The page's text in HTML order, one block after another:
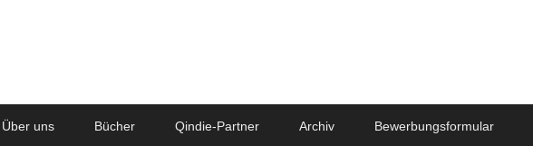
Über uns Bücher Qindie-Partner Archiv Bewerbungsformular